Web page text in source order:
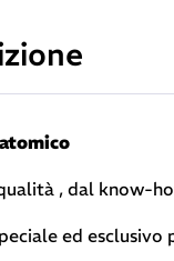
, dal know-
ed